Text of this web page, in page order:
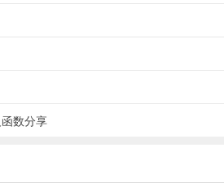
，就会有一个月圆/月隐夜晚）
有钻石镐才能挖动黑曜石方块）
如果你也有这样的疑问，不妨耐心看完
数分享